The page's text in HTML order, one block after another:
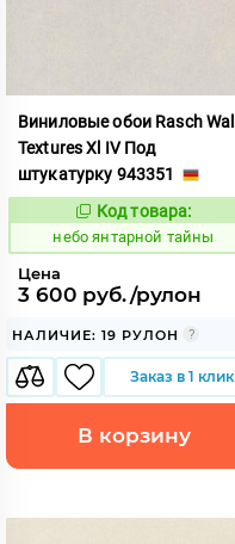
Виниловые обои Rasch Wall
Textures Xl IV Под
штукатурку 943351
1124851
Код товара:
небо янтарной тайны
Цена
3 600 руб./рулон
НАЛИЧИЕ: 19 РУЛОН
Заказ в 1 клик
В корзину